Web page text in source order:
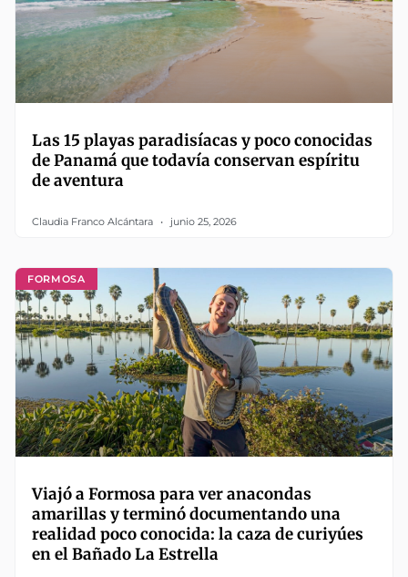
Las 15 playas paradisíacas y poco conocidas
de Panamá que todavía conservan espíritu
de aventura
Claudia Franco Alcántara junio 25, 2026
FORMOSA
Viajó a Formosa para ver anacondas
amarillas y terminó documentando una
realidad poco conocida: la caza de curiyúes
en el Bañado La Estrella